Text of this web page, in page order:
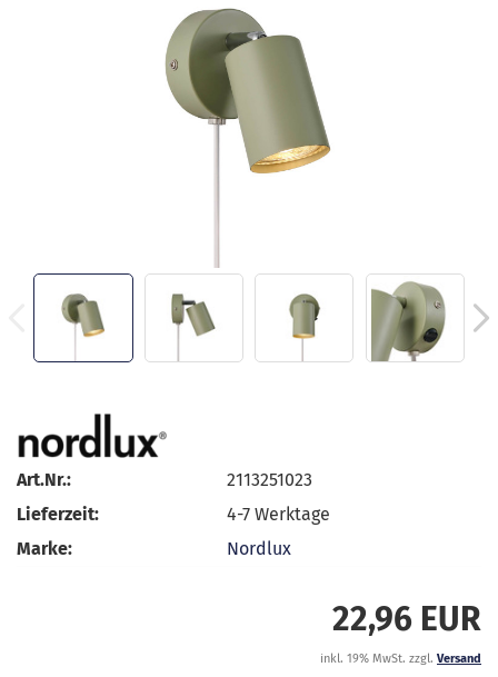
Art.Nr.:
2113251023
Lieferzeit:
4-7 Werktage
Marke:
Nordlux
22,96 EUR
inkl. 19% MwSt. zzgl. Versand